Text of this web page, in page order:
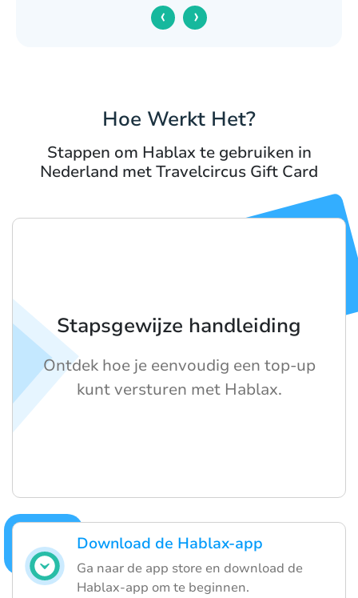
‹ ›
Hoe Werkt Het?
Stappen om Hablax te gebruiken in
Nederland met Travelcircus Gift Card
Download de Hablax-app
Ga naar de app store en download de
Hablax-app om te beginnen.
Stapsgewijze handleiding
Ontdek hoe je eenvoudig een top-up
kunt versturen met Hablax.